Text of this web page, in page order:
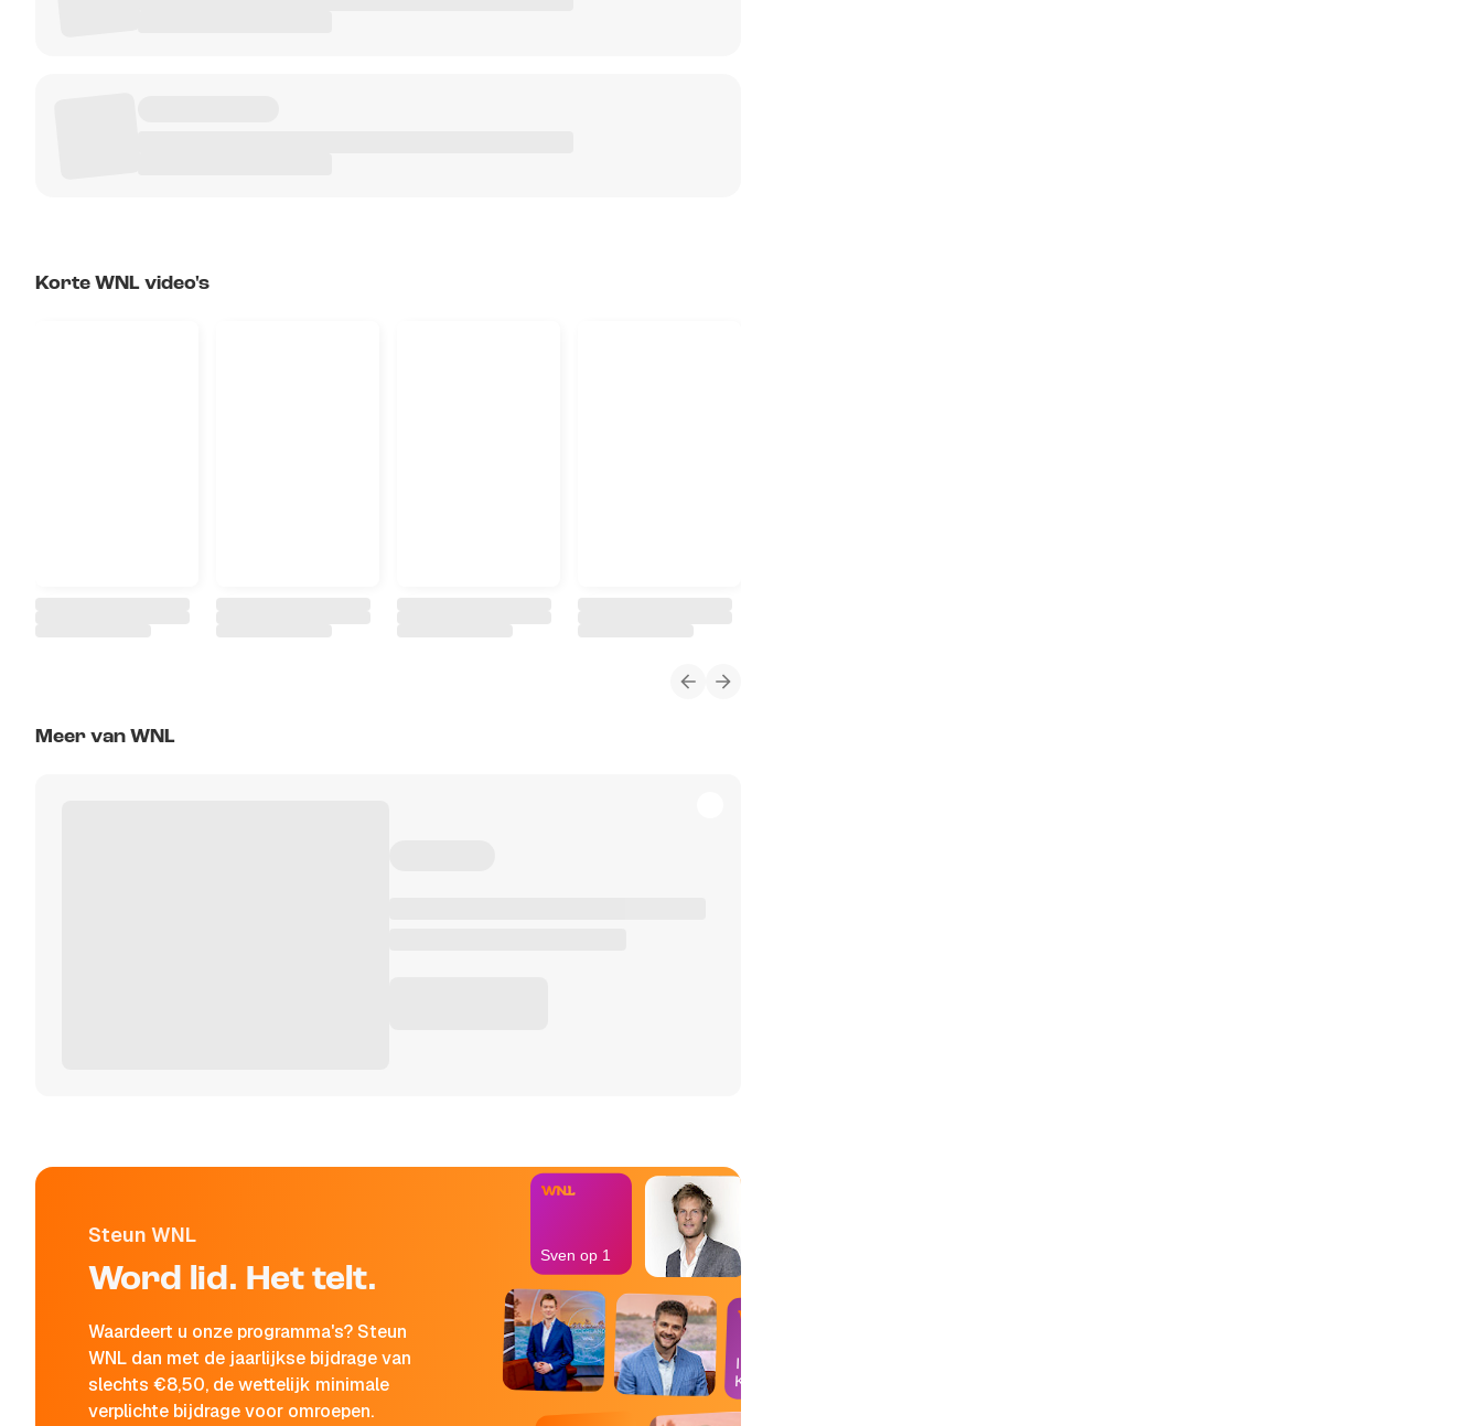
Korte WNL video's
Meer van WNL
Steun WNL
Word lid. Het telt.
Waardeert u onze programma's? Steun
WNL dan met de jaarlijkse bijdrage van
slechts €8,50, de wettelijk minimale
verplichte bijdrage voor omroepen.
In de
Kantine
Sven op 1